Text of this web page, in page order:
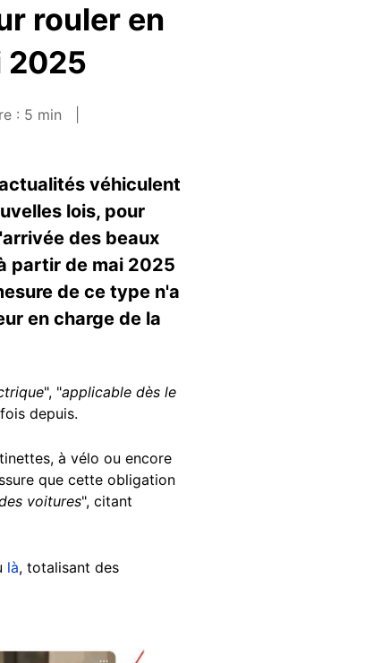
rouler en
2025
: 5 min
véhiculent
lois, pour
des beaux
partir de mai 2025
de ce type n'a
en charge de la
", "applicable dès le
depuis.
à vélo ou encore
que cette obligation
voitures", citant
là, totalisant des